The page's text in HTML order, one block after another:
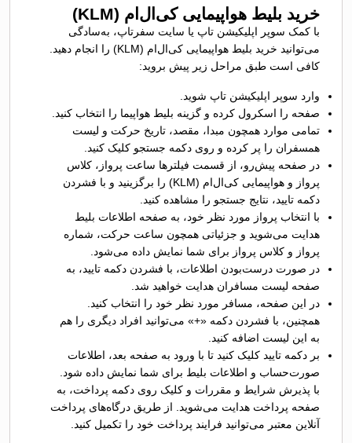
خرید بلیط هواپیمایی کی‌ال‌ام (KLM)
با کمک سوپر اپلیکیشن تاپ یا سایت سفرتاپ، به‌سادگی
می‌توانید خرید بلیط هواپیمایی کی‌ال‌ام (KLM) را انجام دهید.
کافی است طبق مراحل زیر پیش بروید:
وارد سوپر اپلیکیشن تاپ شوید.
صفحه را اسکرول کرده و گزینه بلیط هواپیما را انتخاب کنید.
تمامی موارد همچون مبدا، مقصد، تاریخ حرکت و لیست
همسفران را پر کرده و روی دکمه جستجو کلیک کنید.
در صفحه پیش‌رو، از قسمت فیلترها ساعت پرواز، کلاس
پرواز و هواپیمایی کی‌ال‌ام (KLM) را برگزینید و با فشردن
دکمه تایید، نتایج جستجو را مشاهده کنید.
با انتخاب پرواز مورد نظر خود، به صفحه اطلاعات بلیط
هدایت می‌شوید و جزئیاتی همچون ساعت حرکت، شماره
پرواز و کلاس پرواز برای شما نمایش داده می‌شود.
در صورت درست‌بودن اطلاعات، با فشردن دکمه تایید، به
صفحه لیست مسافران هدایت خواهید شد.
در این صفحه، مسافر مورد نظر خود را انتخاب کنید.
همچنین، با فشردن دکمه «+» می‌توانید افراد دیگری را هم
به این لیست اضافه کنید.
بر دکمه تایید کلیک کنید تا با ورود به صفحه بعد، اطلاعات
صورت‌حساب و اطلاعات بلیط برای شما نمایش داده شود.
با پذیرش شرایط و مقررات و کلیک روی دکمه پرداخت، به
صفحه پرداخت هدایت می‌شوید. از طریق درگاه‌های پرداخت
آنلاین معتبر می‌توانید فرایند پرداخت خود را تکمیل کنید.